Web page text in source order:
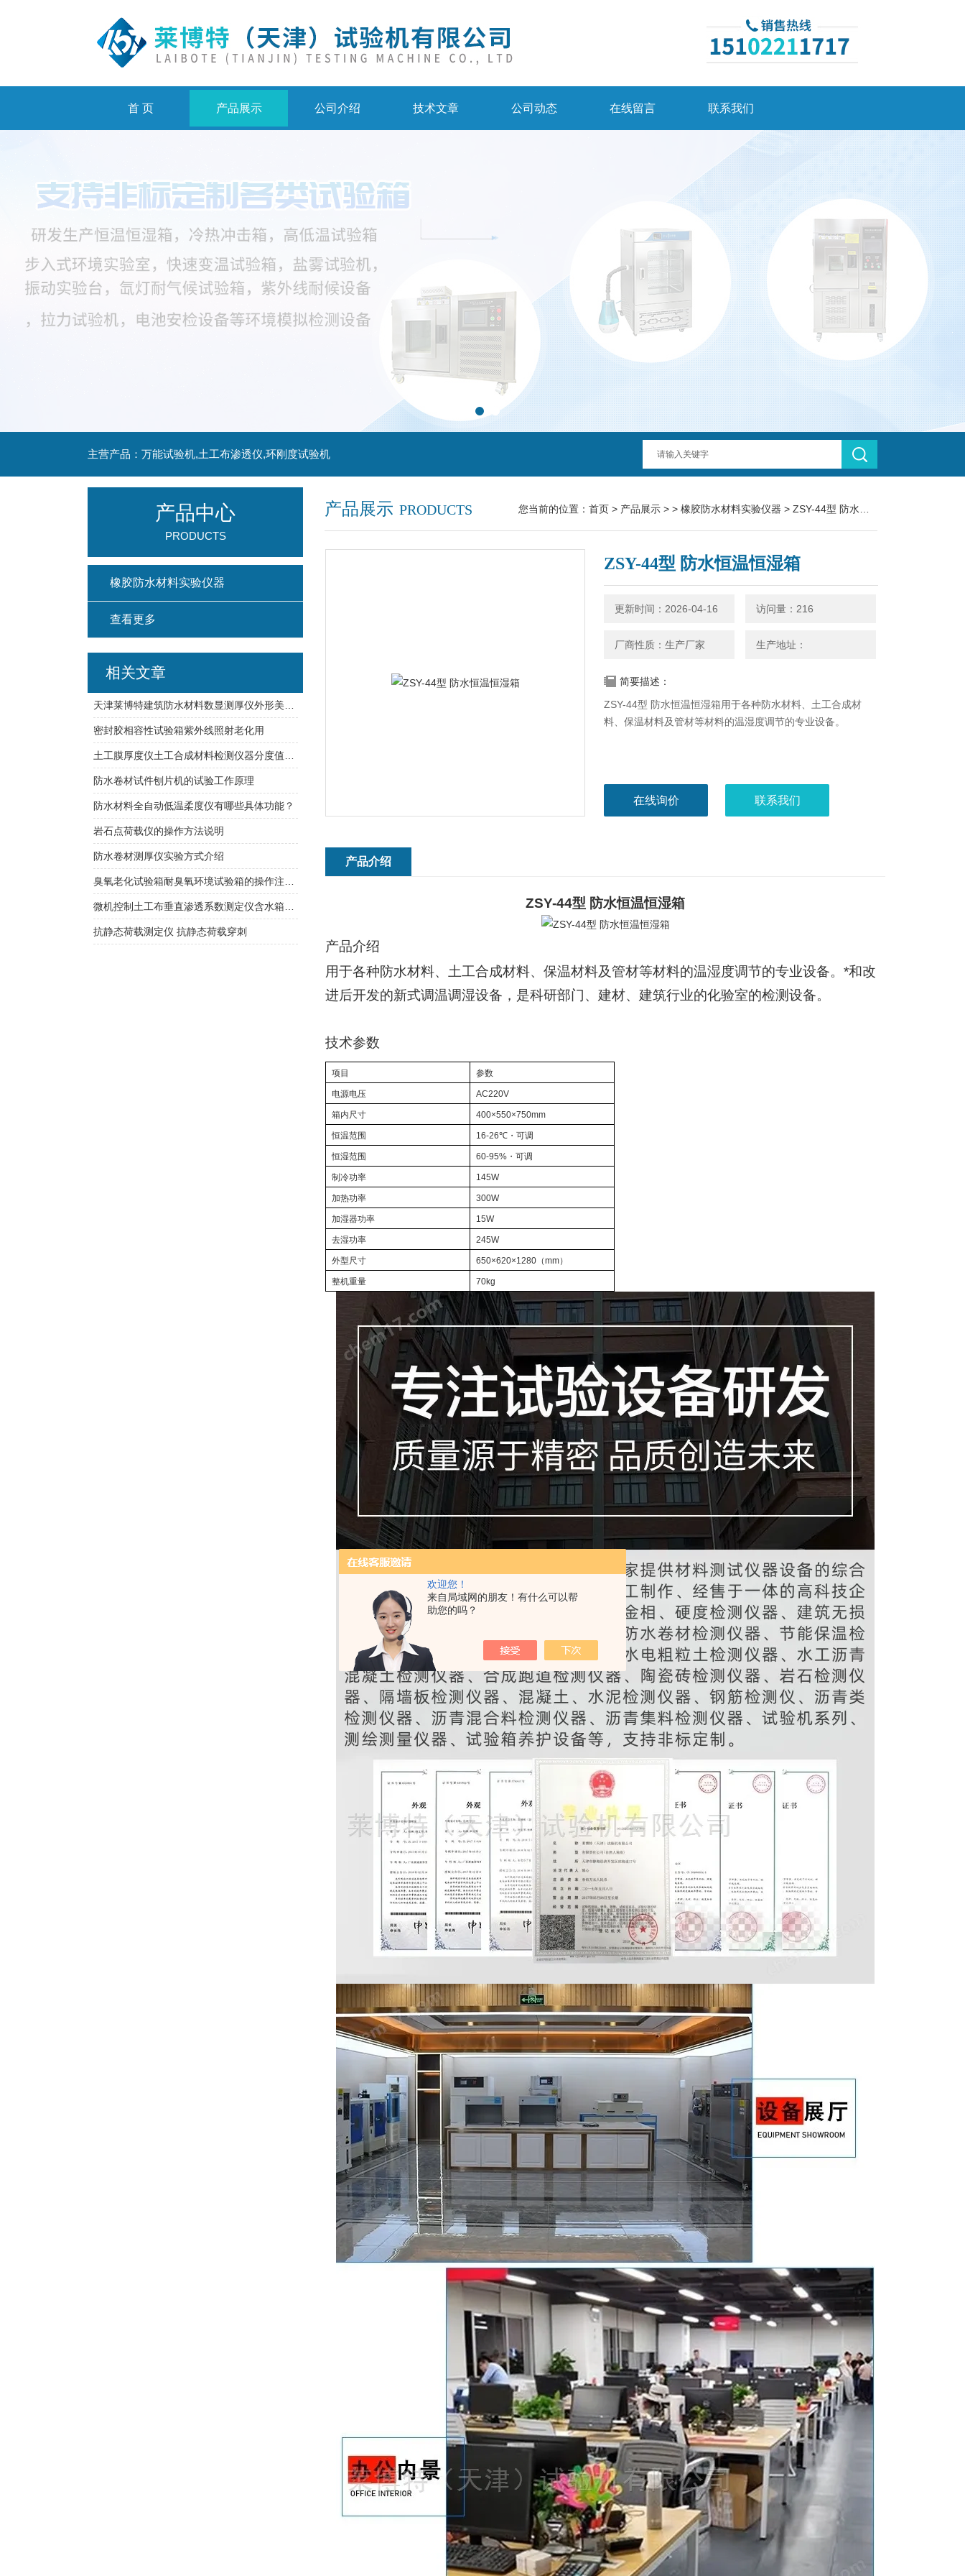
欢迎您！
来自局域网的朋友！有什么可以帮
助您的吗？
首 页 产品展示 公司介绍 技术文章 公司动态 在线留言 联系我们
主营产品：万能试验机,土工布渗透仪,环刚度试验机
产品展示 PRODUCTS 您当前的位置： 首页 > 产品展示 > > 橡胶防水材料实验仪器 > ZSY-44型 防水恒温恒湿箱
ZSY-44型 防水恒温恒湿箱
更新时间：2026-04-16 访问量：216
厂商性质：生产厂家 生产地址：
简要描述：
ZSY-44型 防水恒温恒湿箱用于各种防水材料、土工合成材
料、保温材料及管材等材料的温湿度调节的专业设备。
在线询价 联系我们
产品介绍
ZSY-44型 防水恒温恒湿箱
产品介绍
用于各种防水材料、土工合成材料、保温材料及管材等材料的温湿度调节的专业设备。*和改
进后开发的新式调温调湿设备，是科研部门、建材、建筑行业的化验室的检测设备。
技术参数
项目 参数
电源电压 AC220V
箱内尺寸 400×550×750mm
恒温范围 16-26℃ ・可调
恒湿范围 60-95% ・可调
制冷功率 145W
加热功率 300W
加湿器功率 15W
去湿功率 245W
外型尺寸 650×620×1280 （mm）
整机重量 70kg
产品中心
PRODUCTS
橡胶防水材料实验仪器
查看更多
相关文章
密封胶相容性试验箱紫外线照射老化用
防水卷材试件刨片机的试验工作原理
防水材料全自动低温柔度仪有哪些具体功能？
岩石点荷载仪的操作方法说明
防水卷材测厚仪实验方式介绍
微机控制土工布垂直渗透系数测定仪含水箱可加热制冷
抗静态荷载测定仪 抗静态荷载穿刺